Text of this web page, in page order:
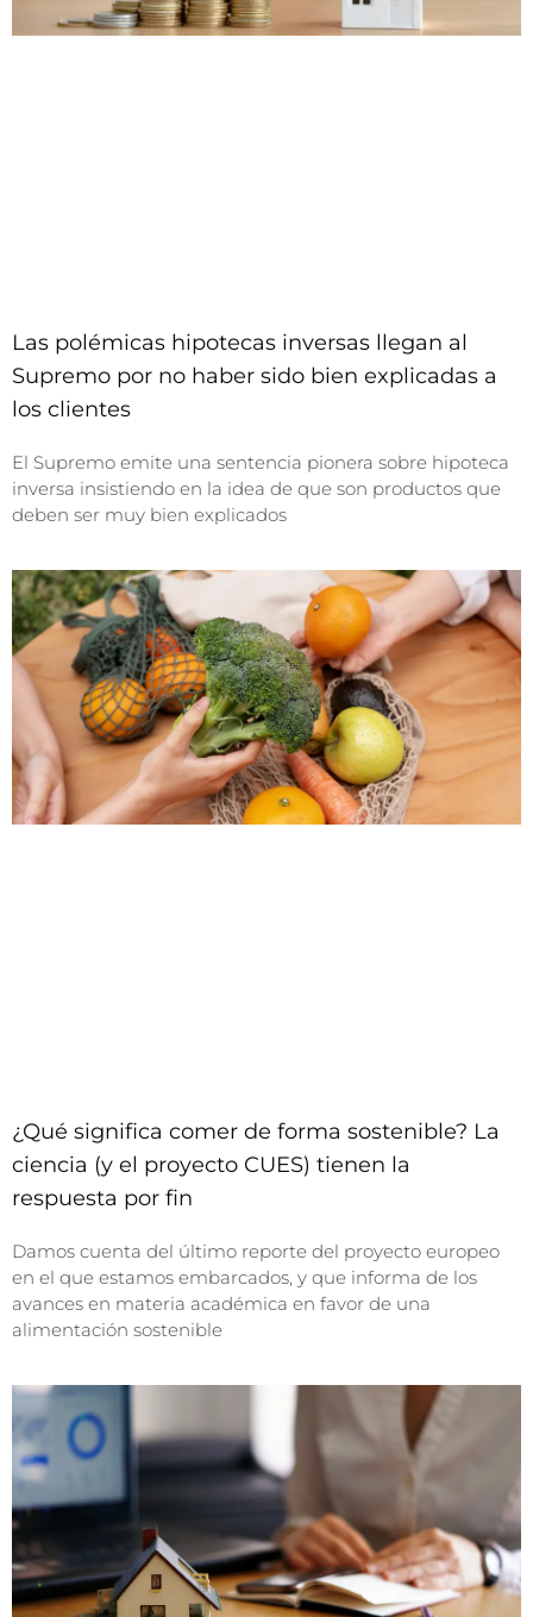
Las polémicas hipotecas inversas llegan al
Supremo por no haber sido bien explicadas a
los clientes
El Supremo emite una sentencia pionera sobre hipoteca
inversa insistiendo en la idea de que son productos que
deben ser muy bien explicados
¿Qué significa comer de forma sostenible? La
ciencia (y el proyecto CUES) tienen la
respuesta por fin
Damos cuenta del último reporte del proyecto europeo
en el que estamos embarcados, y que informa de los
avances en materia académica en favor de una
alimentación sostenible